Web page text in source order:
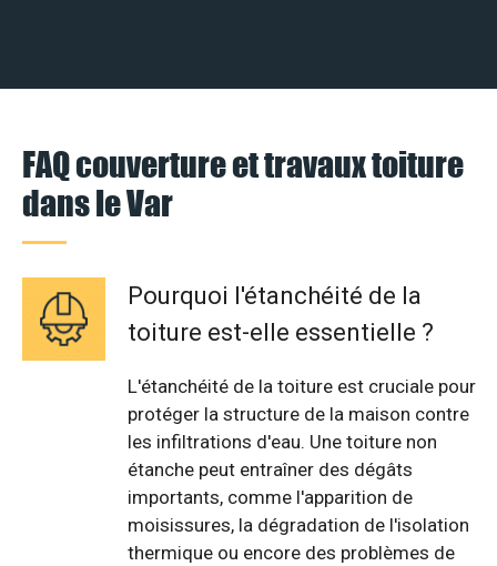
FAQ couverture et travaux toiture
dans le Var
Pourquoi l'étanchéité de la
toiture est-elle essentielle ?
L'étanchéité de la toiture est cruciale pour
protéger la structure de la maison contre
les infiltrations d'eau. Une toiture non
étanche peut entraîner des dégâts
importants, comme l'apparition de
moisissures, la dégradation de l'isolation
thermique ou encore des problèmes de